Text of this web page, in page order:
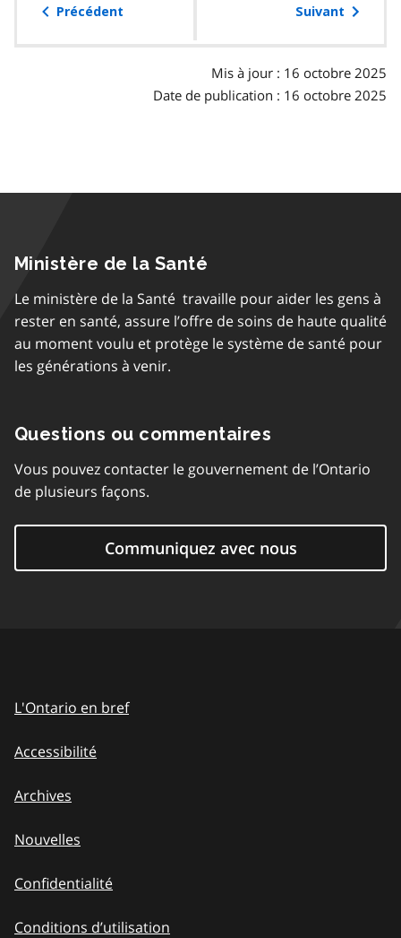
table
Précédent Suivant
Mis à jour : 16 octobre 2025
Date de publication : 16 octobre 2025
Ministère de la Santé
Le ministère de la Santé travaille pour aider les gens à
rester en santé, assure l’offre de soins de haute qualité
au moment voulu et protège le système de santé pour
les générations à venir.
Questions ou commentaires
Vous pouvez contacter le gouvernement de l’Ontario
de plusieurs façons.
Communiquez avec nous
L'Ontario en bref
Accessibilité
Archives
Nouvelles
Confidentialité
Conditions d’utilisation